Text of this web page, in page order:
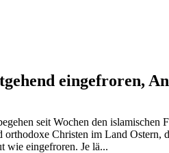
eingefroren,
seit Wochen den islamischen
Christen im Land
wie eingefroren. Je lä...